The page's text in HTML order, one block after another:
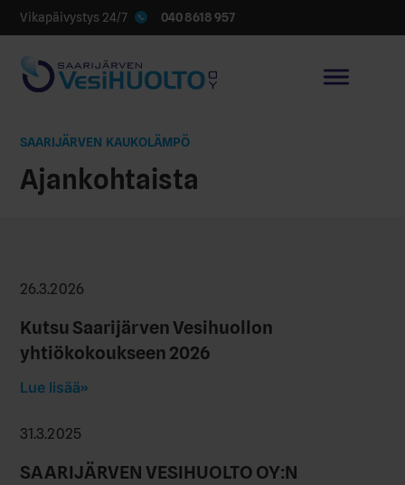
Vikapäivystys 24/7 040 8618 957
SAARIJÄRVEN KAUKOLÄMPÖ
Ajankohtaista
26.3.2026
Kutsu Saarijärven Vesihuollon
yhtiökokoukseen 2026
Lue lisää
31.3.2025
SAARIJÄRVEN VESIHUOLTO OY:N